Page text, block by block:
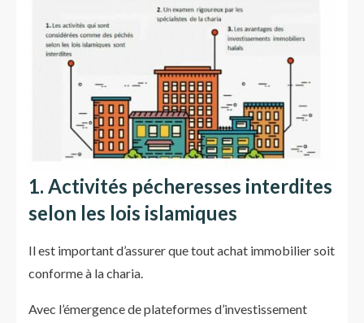
1. Activités pécheresses interdites
selon les lois islamiques
Il est important d’assurer que tout achat immobilier soit
conforme à la charia.
Avec l’émergence de plateformes d’investissement